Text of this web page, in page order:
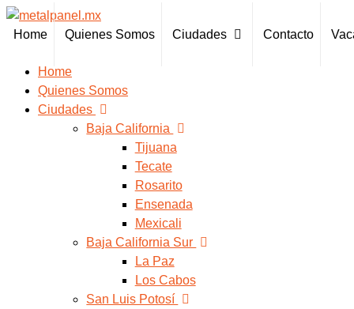
Home Quienes Somos Ciudades Contacto
Home
Quienes Somos
Ciudades
Baja California
Tijuana
Tecate
Rosarito
Ensenada
Mexicali
Baja California Sur
La Paz
Los Cabos
San Luis Potosí